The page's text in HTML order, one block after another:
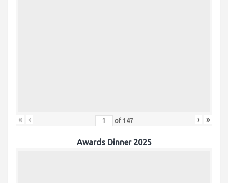
« ‹ of 147 › »
Awards Dinner 2025